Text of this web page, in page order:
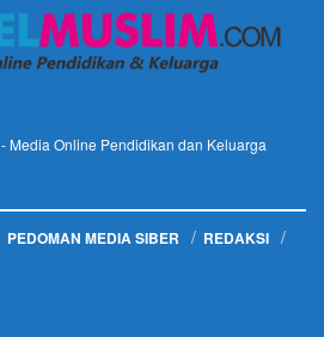
- Media Online Pendidikan dan Keluarga
PEDOMAN MEDIA SIBER
REDAKSI